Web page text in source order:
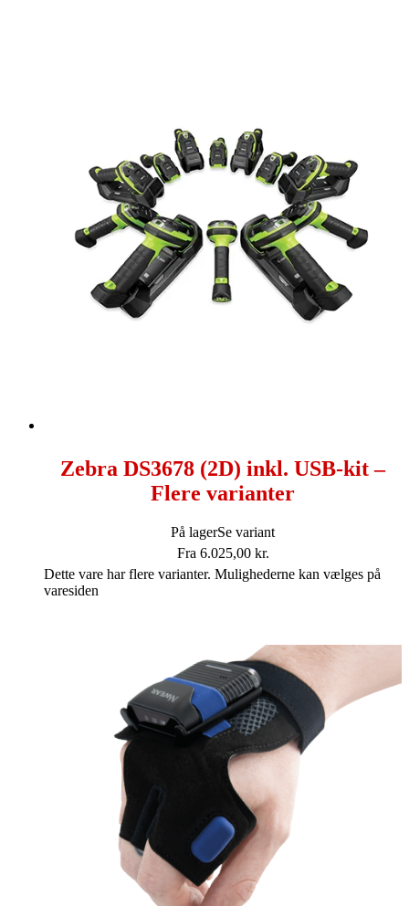
Zebra DS3678 (2D) inkl. USB-kit –
Flere varianter
På lagerSe variant
Fra 6.025,00 kr.
Dette vare har flere varianter. Mulighederne kan vælges på
varesiden